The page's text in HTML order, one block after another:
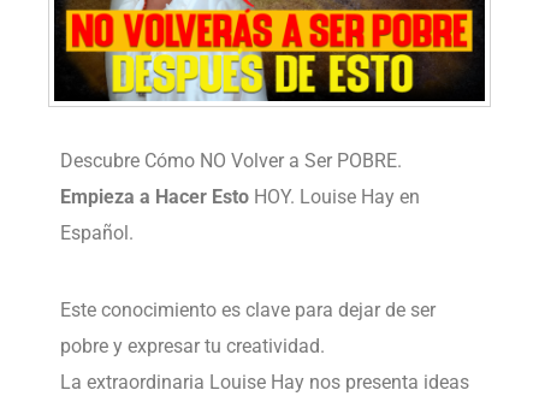
Descubre Cómo NO Volver a Ser POBRE.
Empieza a Hacer Esto HOY. Louise Hay en
Español.
Este conocimiento es clave para dejar de ser
pobre y expresar tu creatividad.
La extraordinaria Louise Hay nos presenta ideas